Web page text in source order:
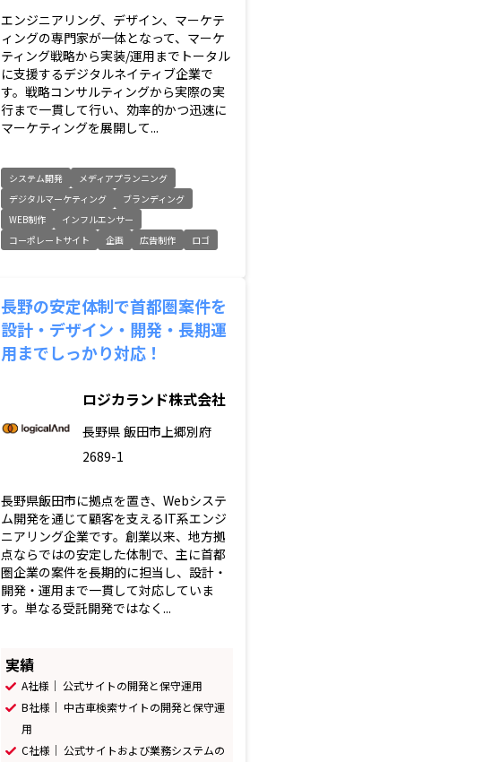
エンジニアリング、デザイン、マーケテ
ィングの専門家が一体となって、マーケ
ティング戦略から実装/運用までトータル
に支援するデジタルネイティブ企業で
す。戦略コンサルティングから実際の実
行まで一貫して行い、効率的かつ迅速に
マーケティングを展開して...
システム開発
メディアプランニング
デジタルマーケティング
ブランディング
WEB制作
インフルエンサー
コーポレートサイト
企画 広告制作 ロゴ
長野の安定体制で首都圏案件を
設計・デザイン・開発・長期運
用までしっかり対応！
ロジカランド株式会社
長野県 飯田市上郷別府
2689-1
長野県飯田市に拠点を置き、Webシステ
ム開発を通じて顧客を支えるIT系エンジ
ニアリング企業です。創業以来、地方拠
点ならではの安定した体制で、主に首都
圏企業の案件を長期的に担当し、設計・
開発・運用まで一貫して対応していま
す。単なる受託開発ではなく...
実績
A社様｜ 公式サイトの開発と保守運用
B社様｜ 中古車検索サイトの開発と保守運
用
C社様｜ 公式サイトおよび業務システムの